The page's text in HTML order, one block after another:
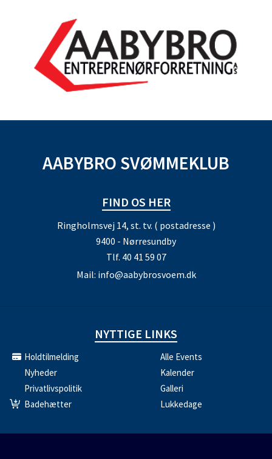
AABYBRO SVØMMEKLUB
FIND OS HER
Ringholmsvej 14, st. tv. ( postadresse )
9400 - Nørresundby
Tlf. 40 41 59 07
Mail: info@aabybrosvoem.dk
NYTTIGE LINKS
Holdtilmelding
Alle Events
Nyheder
Kalender
Privatlivspolitik
Galleri
Badehætter
Lukkedage